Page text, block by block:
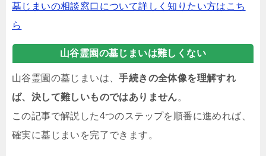
墓じまいの相談窓口について詳しく知りたい方はこち
ら
山谷霊園の墓じまいは難しくない
山谷霊園の墓じまいは、手続きの全体像を理解すれ
ば、決して難しいものではありません。
この記事で解説した4つのステップを順番に進めれば、
確実に墓じまいを完了できます。